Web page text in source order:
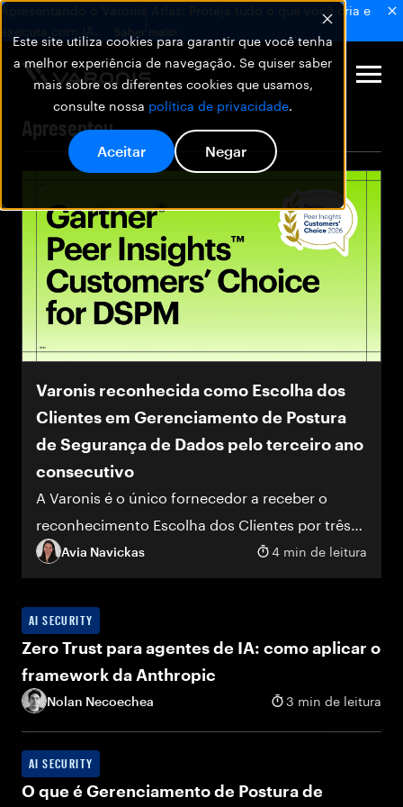
Este site utiliza cookies para garantir que você tenha
a melhor experiência de navegação. Se quiser saber
mais sobre os diferentes cookies que usamos,
consulte nossa política de privacidade.
Aceitar Negar
Apresentando o Varonis Atlas: Proteja tudo o que você cria e
executa com IA.
Saber mais
Apresentou
Varonis reconhecida como Escolha dos
Clientes em Gerenciamento de Postura
de Segurança de Dados pelo terceiro ano
consecutivo
A Varonis é o único fornecedor a receber o
reconhecimento Escolha dos Clientes por três
anos consecutivos.
Avia Navickas 4 min de leitura
AI SECURITY
Zero Trust para agentes de IA: como aplicar o
framework da Anthropic
Nolan Necoechea 3 min de leitura
AI SECURITY
O que é Gerenciamento de Postura de